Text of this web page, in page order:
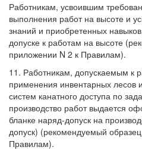
Работникам, усвоившим
выполнения работ на высоте и
знаний и приобретенных
допуске к работам на высоте
приложении N 2 к Правилам).
11. Работникам, допускаемым к
применения инвентарных лесов
систем канатного доступа по
производство работ выдается
бланке наряд-допуск на
допуск) (рекомендуемый
Правилам).